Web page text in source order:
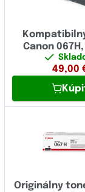
Canon
49,00
Originálny